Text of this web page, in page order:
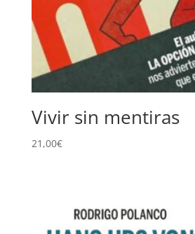
Vivir sin mentiras
21,00€